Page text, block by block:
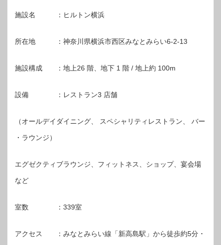
施設名 ：ヒルトン横浜
所在地 ：神奈川県横浜市西区みなとみらい6-2-13
施設構成 ：地上26 階、地下 1 階 / 地上約 100m
設備 ：レストラン3 店舗
（オールデイダイニング、 スペシャリティレストラン、 バー
・ラウンジ）
エグゼクティブラウンジ、フィットネス、ショップ、宴会場
など
室数 ：339室
アクセス ：みなとみらい線「新高島駅」から徒歩約5分・